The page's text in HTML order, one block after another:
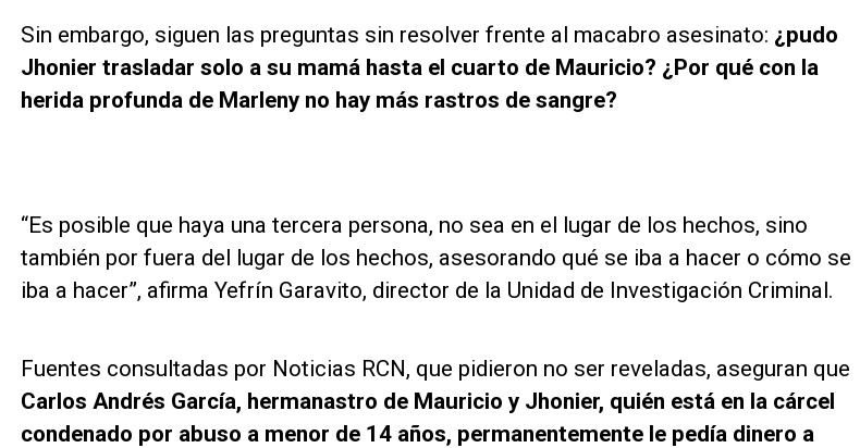
Sin embargo, siguen las preguntas sin resolver frente al macabro asesinato: ¿pudo
Jhonier trasladar solo a su mamá hasta el cuarto de Mauricio? ¿Por qué con la
herida profunda de Marleny no hay más rastros de sangre?
“Es posible que haya una tercera persona, no sea en el lugar de los hechos, sino
también por fuera del lugar de los hechos, asesorando qué se iba a hacer o cómo se
iba a hacer”, afirma Yefrín Garavito, director de la Unidad de Investigación Criminal.
Fuentes consultadas por Noticias RCN, que pidieron no ser reveladas, aseguran que
Carlos Andrés García, hermanastro de Mauricio y Jhonier, quién está en la cárcel
condenado por abuso a menor de 14 años, permanentemente le pedía dinero a